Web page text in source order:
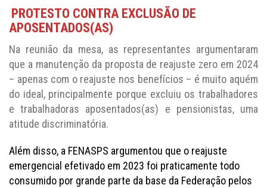
PROTESTO CONTRA EXCLUSÃO DE
APOSENTADOS(AS)
Na reunião da mesa, as representantes argumentaram
que a manutenção da proposta de reajuste zero em 2024
– apenas com o reajuste nos benefícios – é muito aquém
do ideal, principalmente porque excluiu os trabalhadores
e trabalhadoras aposentados(as) e pensionistas, uma
atitude discriminatória.
Além disso, a FENASPS argumentou que o reajuste
emergencial efetivado em 2023 foi praticamente todo
consumido por grande parte da base da Federação pelos